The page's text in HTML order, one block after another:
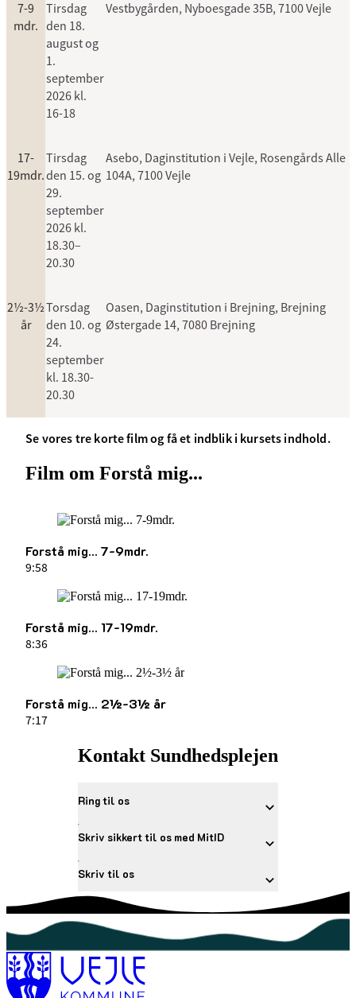
7-9
mdr.
Tirsdag
den 18.
august og
1.
september
2026 kl.
16-18
Vestbygården, Nyboesgade 35B, 7100 Vejle
17-
19mdr.
Tirsdag
den 15. og
29.
september
2026 kl.
18.30–
20.30
Asebo, Daginstitution i Vejle, Rosengårds Alle
104A, 7100 Vejle
2½-3½
år
Torsdag
den 10. og
24.
september
kl. 18.30-
20.30
Oasen, Daginstitution i Brejning, Brejning
Østergade 14, 7080 Brejning
Se vores tre korte film og få et indblik i kursets indhold.
Film om Forstå mig...
Forstå mig... 7-9mdr.
9:58
Forstå mig... 17-19mdr.
8:36
Forstå mig... 2½-3½ år
7:17
Kontakt Sundhedsplejen
Ring til os
Skriv sikkert til os med MitID
Skriv til os